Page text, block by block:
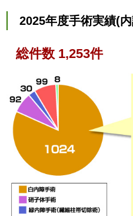
2025年度手術実績(
総件数 1,253件